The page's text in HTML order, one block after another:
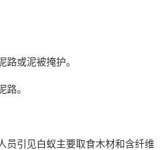
或泥被掩护。
路。
员引见白蚁主要取食木材和含纤维